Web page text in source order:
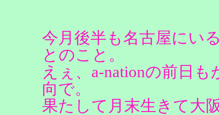
今月後半も名古屋にい
とのこと。
えぇ、a-nationの前日
向で。
果たして月末生きて大